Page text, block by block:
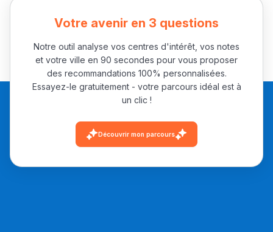
+ de 78 Sujets
Interviews/Vidéos
+ de 89 Interviews/Vidéos
دليل المهن
Votre avenir en 3 questions
Notre outil analyse vos centres d'intérêt, vos notes
et votre ville en 90 secondes pour vous proposer
des recommandations 100% personnalisées.
Essayez-le gratuitement - votre parcours idéal est à
un clic !
Découvrir mon parcours